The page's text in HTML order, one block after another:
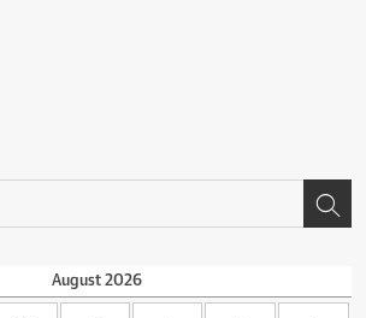
August 2026